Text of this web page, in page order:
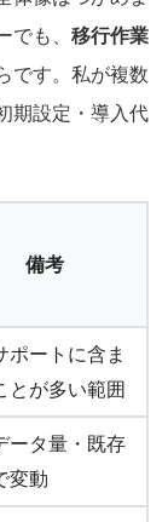
でも、 移行作業
です。私が複数
期設定・導入代
備考
ポートに含ま
とが多い範囲
ータ量・既存
変動